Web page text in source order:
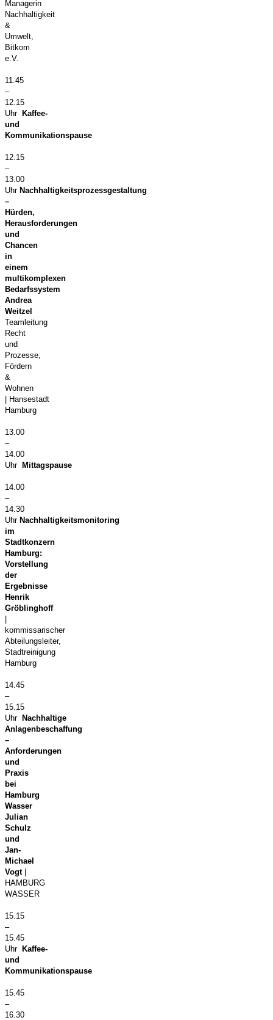
Managerin
Nachhaltigkeit
&
Umwelt,
Bitkom
e.V.
11.45
–
12.15
Uhr Kaffee-
und
Kommunikationspause
12.15
–
13.00
Uhr Nachhaltigkeitsprozessgestaltung
–
Hürden,
Herausforderungen
und
Chancen
in
einem
multikomplexen
Bedarfssystem
Andrea
Weitzel
Teamleitung
Recht
und
Prozesse,
Fördern
&
Wohnen
| Hansestadt
Hamburg
13.00
–
14.00
Uhr Mittagspause
14.00
–
14.30
Uhr Nachhaltigkeitsmonitoring
im
Stadtkonzern
Hamburg:
Vorstellung
der
Ergebnisse
Henrik
Gröblinghoff
kommissarischer
Abteilungsleiter,
Stadtreinigung
Hamburg
14.45
–
15.15
Uhr Nachhaltige
Anlagenbeschaffung
–
Anforderungen
und
Praxis
bei
Hamburg
Wasser
Julian
Schulz
und
Jan-
Michael
Vogt|
HAMBURG
WASSER
15.15
–
15.45
Uhr Kaffee-
und
Kommunikationspause
15.45
–
16.30